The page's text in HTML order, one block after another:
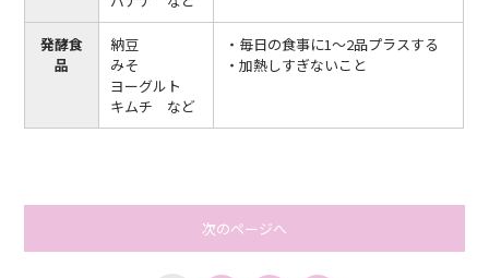
発酵食
品
納豆
みそ
ヨーグルト
キムチ など
・毎日の食事に1～2品プラスする
・加熱しすぎないこと
次のページへ